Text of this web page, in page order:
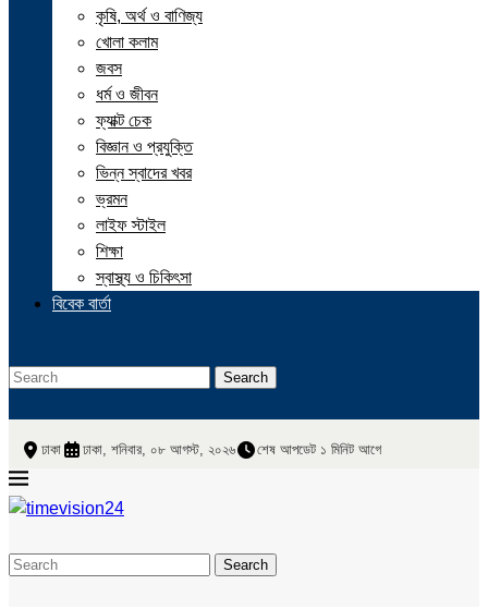
কৃষি, অর্থ ও বাণিজ্য
খোলা কলাম
জবস
ধর্ম ও জীবন
ফ্যাক্ট চেক
বিজ্ঞান ও প্রযুক্তি
ভিন্ন স্বাদের খবর
ভ্রমন
লাইফ স্টাইল
শিক্ষা
স্বাস্থ্য ও চিকিৎসা
বিবেক বার্তা
Search
ঢাকা ঢাকা, শনিবার, ০৮ আগস্ট, ২০২৬ শেষ আপডেট ১ মিনিট আগে
Search